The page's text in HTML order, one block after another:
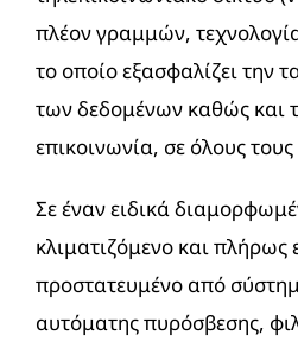
πλέον γραμμών,
το οποίο εξασφαλίζει την
των δεδομένων καθώς και
επικοινωνία, σε όλους
Σε έναν ειδικά
κλιματιζόμενο και πλήρως
προστατευμένο από
αυτόματης πυρόσβεσης,